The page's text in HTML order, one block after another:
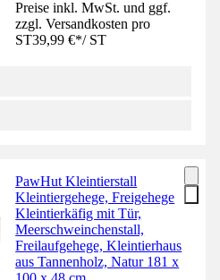
Preise inkl. MwSt. und ggf.
zzgl. Versandkosten pro
ST39,99 €*/ ST
PawHut Kleintierstall
Kleintiergehege, Freigehege
Kleintierkäfig mit Tür,
Meerschweinchenstall,
Freilaufgehege, Kleintierhaus
aus Tannenholz, Natur 181 x